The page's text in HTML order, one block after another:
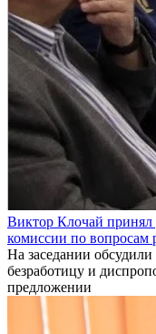
Виктор Клочай принял
комиссии по вопросам
На заседании
безработицу и
предложении